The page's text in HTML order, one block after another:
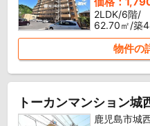
2LDK/6階/
62.70㎡/築
物件の
トーカンマンション
鹿児島市城